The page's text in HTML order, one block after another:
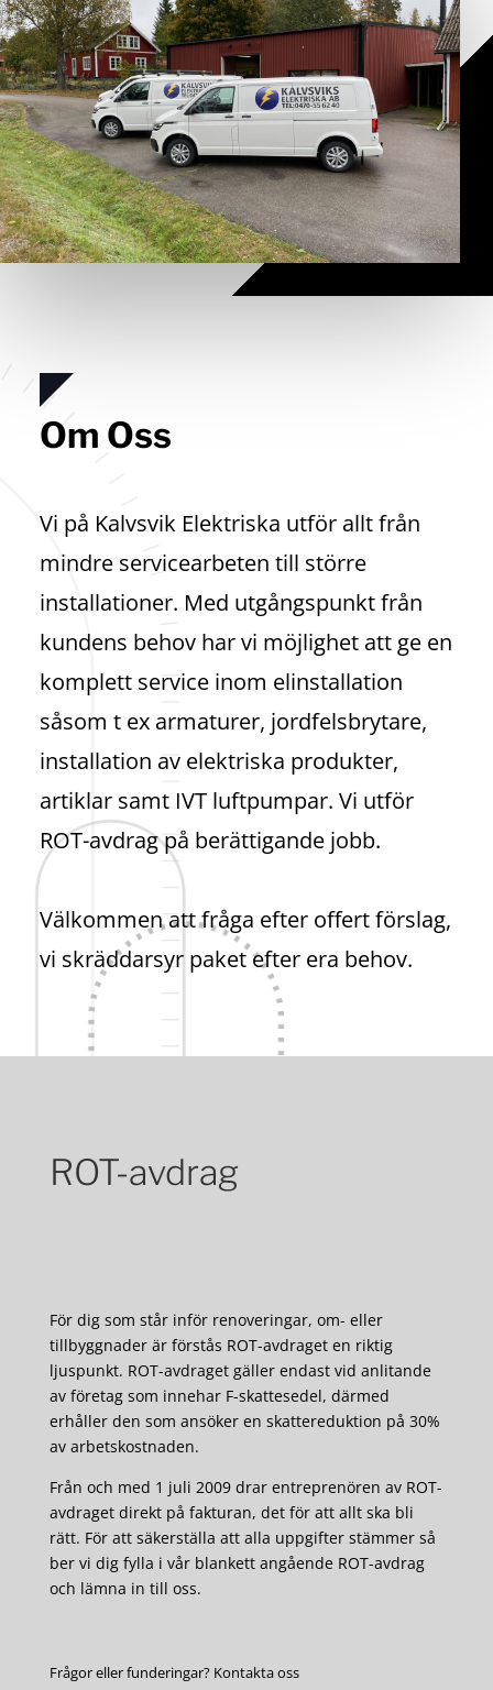
Om Oss
Vi på Kalvsvik Elektriska utför allt från
mindre servicearbeten till större
installationer. Med utgångspunkt från
kundens behov har vi möjlighet att ge en
komplett service inom elinstallation
såsom t ex armaturer, jordfelsbrytare,
installation av elektriska produkter,
artiklar samt IVT luftpumpar. Vi utför
ROT-avdrag på berättigande jobb.
Välkommen att fråga efter offert förslag,
vi skräddarsyr paket efter era behov.
ROT-avdrag
För dig som står inför renoveringar, om- eller
tillbyggnader är förstås ROT-avdraget en riktig
ljuspunkt. ROT-avdraget gäller endast vid anlitande
av företag som innehar F-skattesedel, därmed
erhåller den som ansöker en skattereduktion på 30%
av arbetskostnaden.
Från och med 1 juli 2009 drar entreprenören av ROT-
avdraget direkt på fakturan, det för att allt ska bli
rätt. För att säkerställa att alla uppgifter stämmer så
ber vi dig fylla i vår blankett angående ROT-avdrag
och lämna in till oss.
Frågor eller funderingar? Kontakta oss